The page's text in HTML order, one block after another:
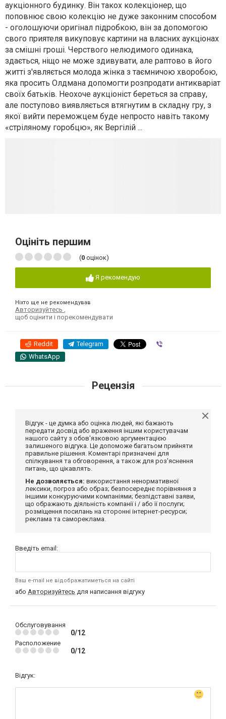
аукціонного будинку. Він такох колекціонер, що
поповнює свою колекцію не дуже законним способом
- оголошуючи оригінал підробкою, він за допомогою
свого приятеля викуповує картини на власних аукціонах
за смішні гроші. Черствого нелюдимого одинака,
здається, ніщо не може здивувати, але раптово в його
житті з'являється молода жінка з таємничою хворобою,
яка просить Олдмана допомогти розпродати антикваріат
своїх батьків. Неохоче аукціоніст береться за справу,
але поступово виявляється втягнутим в складну гру, з
якої вийти переможцем буде непросто навіть такому
«стріляному горобцю», як Вергілій ...
Оцініть першим
(0 оцінок)
Я рекомендую
Ніхто ще не рекомендував
Авторизуйтесь
щоб оцінити і порекомендувати
Reddit Telegram
WhatsApp
Рецензія
Відгук - це думка або оцінка людей, які бажають
передати досвід або враження іншим користувачам
нашого сайту з обов'язковою аргументацією
залишеного відгука. Це допоможе багатьом прийняти
правильне рішення. Коментарі призначені для
спілкування та обговорення, а також для роз'яснення
питань, що цікавлять.
Не дозволяється: використання ненормативної
лексики, погроз або образ; безпосереднє порівняння з
іншими конкуруючими компаніями; безпідставні заяви,
що ображають діяльність компанії і / або її послуги;
розміщення посилань на сторонні інтернет-ресурси;
реклама та самореклама.
Введіть email:
Ваш e-mail не відображатиметься на сайті
або Авторизуйтесь для написання відгуку
Обслуговування
0/12
Расположение
0/12
Відгук: